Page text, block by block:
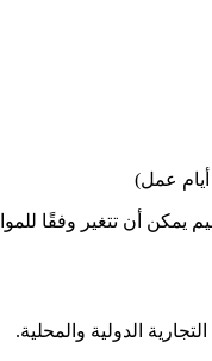
يمكن أن تتغير وفقًا
الدولية والمحلية.